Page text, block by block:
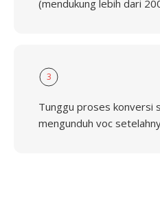
(mendukung lebih dari
3
Tunggu proses konversi
mengunduh voc